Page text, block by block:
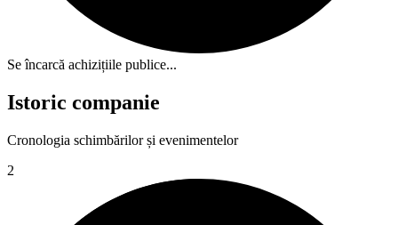
Se încarcă achizițiile publice...
Istoric companie
Cronologia schimbărilor și evenimentelor
2